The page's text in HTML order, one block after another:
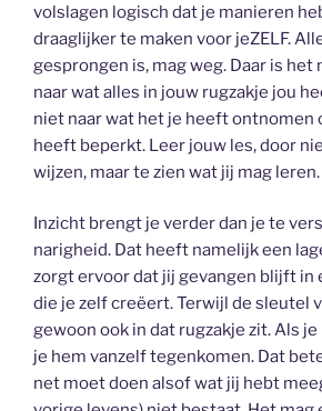
volslagen logisch dat je manieren
draaglijker te maken voor jeZELF.
gesprongen is, mag weg. Daar is het
naar wat alles in jouw rugzakje jou
niet naar wat het je heeft ontnomen
heeft beperkt. Leer jouw les, door
wijzen, maar te zien wat jij mag leren.
Inzicht brengt je verder dan je te
narigheid. Dat heeft namelijk een
zorgt ervoor dat jij gevangen blijft in
die je zelf creëert. Terwijl de sleutel
gewoon ook in dat rugzakje zit. Als
je hem vanzelf tegenkomen. Dat
net moet doen alsof wat jij hebt